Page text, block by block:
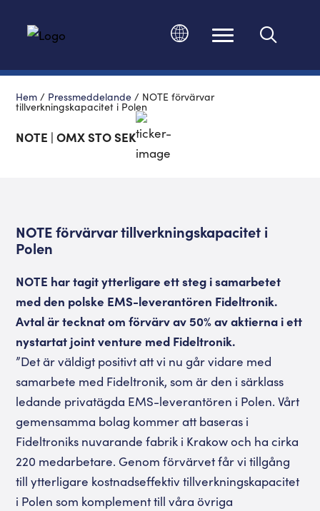
Hem / Pressmeddelande / NOTE förvärvar
tillverkningskapacitet i Polen
NOTE | OMX STO SEK
NOTE förvärvar tillverkningskapacitet i
Polen
NOTE har tagit ytterligare ett steg i samarbetet
med den polske EMS-leverantören Fideltronik.
Avtal är tecknat om förvärv av 50% av aktierna i ett
nystartat joint venture med Fideltronik.
”Det är väldigt positivt att vi nu går vidare med
samarbete med Fideltronik, som är den i särklass
ledande privatägda EMS-leverantören i Polen. Vårt
gemensamma bolag kommer att baseras i
Fideltroniks nuvarande fabrik i Krakow och ha cirka
220 medarbetare. Genom förvärvet får vi tillgång
till ytterligare kostnadseffektiv tillverkningskapacitet
i Polen som komplement till våra övriga